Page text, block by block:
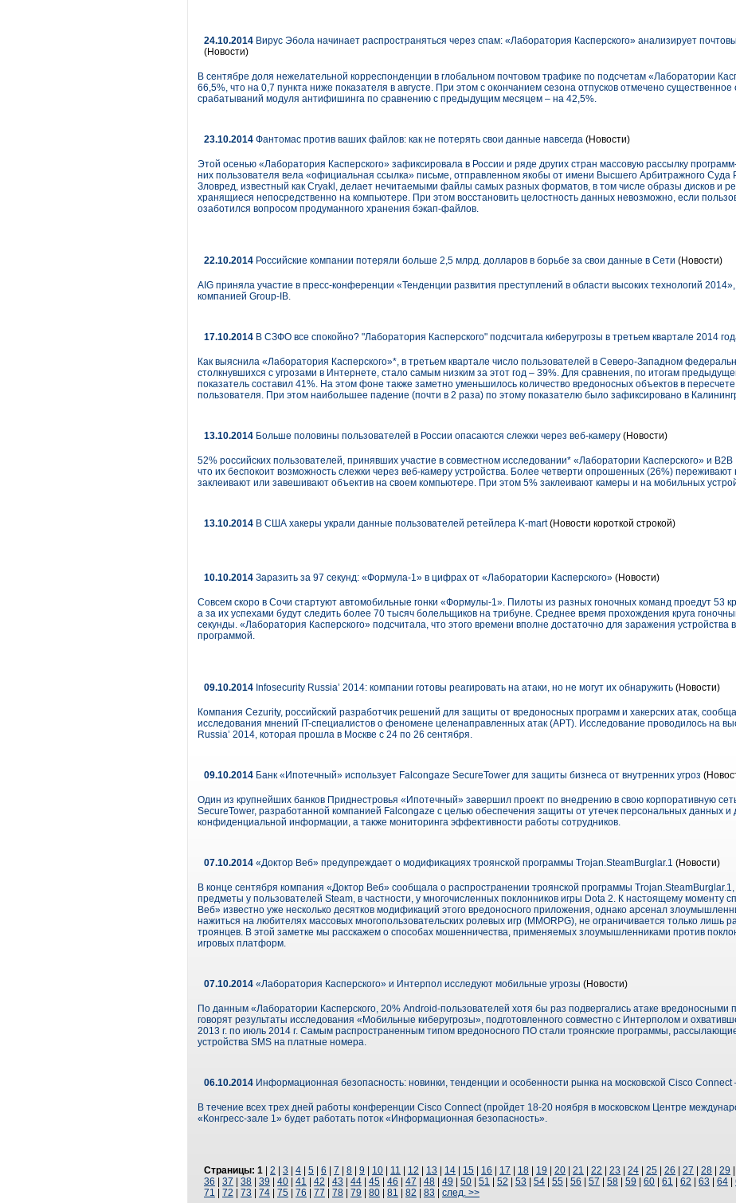
24.10.2014 Вирус Эбола начинает распространяться через спам: «Лаборатория Касперского» анализирует
(Новости)
В сентябре доля нежелательной корреспонденции в глобальном почтовом трафике по подсчетам «Лаборатории
66,5%, что на 0,7 пункта ниже показателя в августе. При этом с окончанием сезона отпусков отмечено
срабатываний модуля антифишинга по сравнению с предыдущим месяцем – на 42,5%.
23.10.2014 Фантомас против ваших файлов: как не потерять свои данные навсегда (Новости)
Этой осенью «Лаборатория Касперского» зафиксировала в России и ряде других стран массовую рассылку
них пользователя вела «официальная ссылка» письме, отправленном якобы от имени Высшего Арбитражного Суда
Зловред, известный как Cryakl, делает нечитаемыми файлы самых разных форматов, в том числе образы дисков и
хранящиеся непосредственно на компьютере. При этом восстановить целостность данных невозможно, если
озаботился вопросом продуманного хранения бэкап-файлов.
22.10.2014 Российские компании потеряли больше 2,5 млрд. долларов в борьбе за свои данные в Сети (Новости)
AIG приняла участие в пресс-конференции «Тенденции развития преступлений в области высоких технологий
компанией Group-IB.
17.10.2014 В СЗФО все спокойно? "Лаборатория Касперского" подсчитала киберугрозы в третьем квартале 2014
Как выяснила «Лаборатория Касперского»*, в третьем квартале число пользователей в Северо-Западном
столкнувшихся с угрозами в Интернете, стало самым низким за этот год – 39%. Для сравнения, по итогам
показатель составил 41%. На этом фоне также заметно уменьшилось количество вредоносных объектов в
пользователя. При этом наибольшее падение (почти в 2 раза) по этому показателю было зафиксировано в
13.10.2014 Больше половины пользователей в России опасаются слежки через веб-камеру (Новости)
52% российских пользователей, принявших участие в совместном исследовании* «Лаборатории Касперского» и
что их беспокоит возможность слежки через веб-камеру устройства. Более четверти опрошенных (26%) переживают
заклеивают или завешивают объектив на своем компьютере. При этом 5% заклеивают камеры и на мобильных
13.10.2014 В США хакеры украли данные пользователей ретейлера K-mart(Новости короткой строкой)
10.10.2014 Заразить за 97 секунд: «Формула-1» в цифрах от «Лаборатории Касперского» (Новости)
Совсем скоро в Сочи стартуют автомобильные гонки «Формулы-1». Пилоты из разных гоночных команд проедут 53
а за их успехами будут следить более 70 тысяч болельщиков на трибуне. Среднее время прохождения круга
секунды. «Лаборатория Касперского» подсчитала, что этого времени вполне достаточно для заражения устройства
программой.
09.10.2014 Infosecurity Russia’ 2014: компании готовы реагировать на атаки, но не могут их обнаружить (Новости)
Компания Cezurity, российский разработчик решений для защиты от вредоносных программ и хакерских атак,
исследования мнений IT-специалистов о феномене целенаправленных атак (APT). Исследование проводилось на
Russia’ 2014, которая прошла в Москве с 24 по 26 сентября.
09.10.2014 Банк «Ипотечный» использует Falcongaze SecureTower для защиты бизнеса от внутренних угроз
Один из крупнейших банков Приднестровья «Ипотечный» завершил проект по внедрению в свою корпоративную
SecureTower, разработанной компанией Falcongaze с целью обеспечения защиты от утечек персональных данных и
конфиденциальной информации, а также мониторинга эффективности работы сотрудников.
07.10.2014 «Доктор Веб» предупреждает о модификациях троянской программы Trojan.SteamBurglar.1 (Новости)
В конце сентября компания «Доктор Веб» сообщала о распространении троянской программы
предметы у пользователей Steam, в частности, у многочисленных поклонников игры Dota 2. К настоящему моменту
Веб» известно уже несколько десятков модификаций этого вредоносного приложения, однако арсенал
нажиться на любителях массовых многопользовательских ролевых игр (MMORPG), не ограничивается только лишь
троянцев. В этой заметке мы расскажем о способах мошенничества, применяемых злоумышленниками против
игровых платформ.
07.10.2014 «Лаборатория Касперского» и Интерпол исследуют мобильные угрозы (Новости)
По данным «Лаборатории Касперского, 20% Android-пользователей хотя бы раз подвергались атаке вредоносными
говорят результаты исследования «Мобильные киберугрозы», подготовленного совместно с Интерполом и
2013 г. по июль 2014 г. Самым распространенным типом вредоносного ПО стали троянские программы,
устройства SMS на платные номера.
06.10.2014 Информационная безопасность: новинки, тенденции и особенности рынка на московской Cisco Connect
В течение всех трех дней работы конференции Cisco Connect (пройдет 18-20 ноября в московском Центре
«Конгресс-зале 1» будет работать поток «Информационная безопасность».
Страницы: 1 2 3 4 5 6 7 8 9 10 11 12 13 14 15 16 17 18 19 20 21 22 23 24 25 26 27 28 29
36
37 38 39 40 41 42 43 44 45 46 47 48 49 50 51 52 53 54 55 56 57 58 59 60 61 62 63 64
71
72 73 74 75 76 77 78 79 80 81 82 83 след. >>